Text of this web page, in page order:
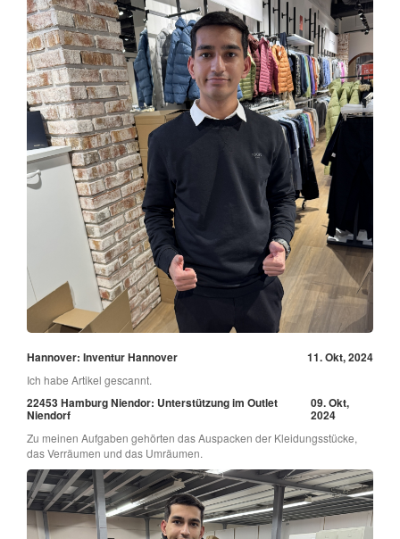
Hannover: Inventur Hannover 11. Okt, 2024
Ich habe Artikel gescannt.
22453 Hamburg Niendor: Unterstützung im Outlet
Niendorf
09. Okt,
2024
Zu meinen Aufgaben gehörten das Auspacken der Kleidungsstücke,
das Verräumen und das Umräumen.